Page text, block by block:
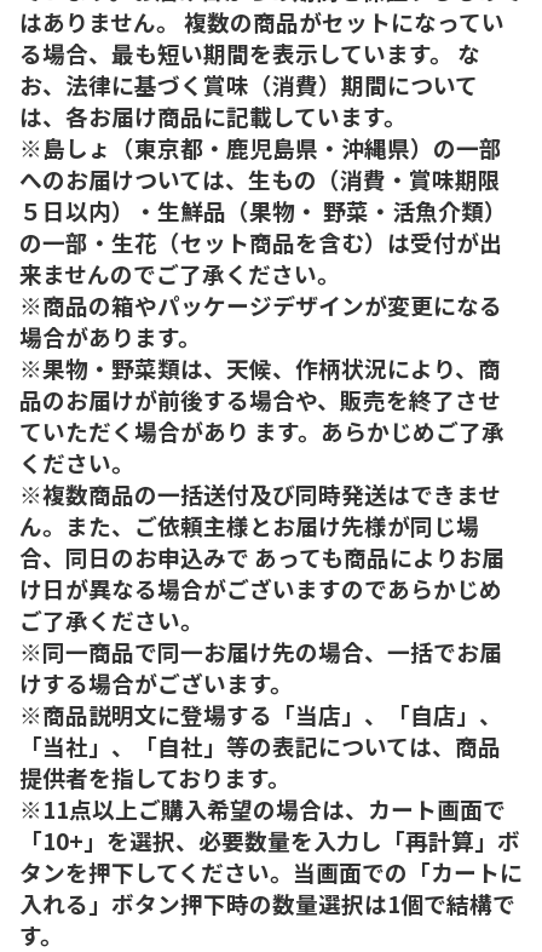
はありません。 複数の商品がセットになってい
る場合、最も短い期間を表示しています。 な
お、法律に基づく賞味（消費）期間について
は、各お届け商品に記載しています。
※島しょ（東京都・鹿児島県・沖縄県）の一部
へのお届けついては、生もの（消費・賞味期限
５日以内）・生鮮品（果物・ 野菜・活魚介類）
の一部・生花（セット商品を含む）は受付が出
来ませんのでご了承ください。
※商品の箱やパッケージデザインが変更になる
場合があります。
※果物・野菜類は、天候、作柄状況により、商
品のお届けが前後する場合や、販売を終了させ
ていただく場合があり ます。あらかじめご了承
ください。
※複数商品の一括送付及び同時発送はできませ
ん。また、ご依頼主様とお届け先様が同じ場
合、同日のお申込みで あっても商品によりお届
け日が異なる場合がございますのであらかじめ
ご了承ください。
※同一商品で同一お届け先の場合、一括でお届
けする場合がございます。
※商品説明文に登場する「当店」、「自店」、
「当社」、「自社」等の表記については、商品
提供者を指しております。
※11点以上ご購入希望の場合は、カート画面で
「10+」を選択、必要数量を入力し「再計算」ボ
タンを押下してください。当画面での「カートに
入れる」ボタン押下時の数量選択は1個で結構で
す。